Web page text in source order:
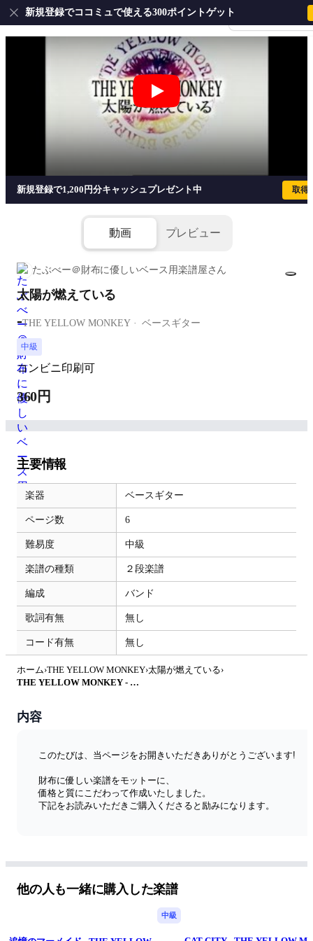
会員登録・ログイ
新規登録でココミュで使える300ポイントゲット
太陽が燃えている - THE YELLOW
新規登録で1,200円分キャッシュプレゼント中 取得
動画 プレビュー
たぶべー＠財布に優しいベース用楽譜屋さん
太陽が燃えている
-THE YELLOW MONKEY ベースギター
中級
コンビニ印刷可
360円
主要情報
楽器 ベースギター
ページ数 6
難易度 中級
楽譜の種類 ２段楽譜
編成 バンド
歌詞有無 無し
コード有無 無し
ホーム›THE YELLOW MONKEY›太陽が燃えている›
THE YELLOW MONKEY - 太陽が燃えている by たぶべー@財布に優しいベース用楽譜屋さん
内容
このたびは、当ページをお開きいただきありがとうございます!
財布に優しい楽譜をモットーに、
価格と質にこだわって作成いたしました。
下記をお読みいただきご購入くださると励みになります。
作成し、販売をしております。
◆楽譜のポイント
五線譜とTAB譜面の2段譜です。
TABの数字を見やすくする為に大きくして、
他の人も一緒に購入した楽譜
中級